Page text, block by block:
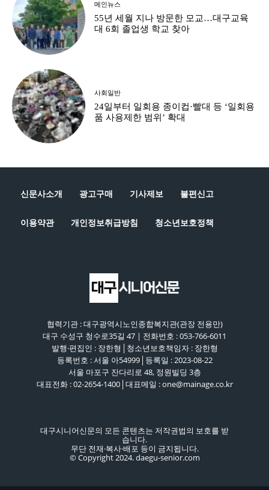
메인뉴스
55년 세월 지나 방문한 모교…대구교육
대 6회 졸업생 학교 찾아
사회일반
24일부터 일회용 종이컵·빨대 등 ‘일회용
품 사용제한 범위’ 확대
신문사소개 광고구매 기사제보 불편신고
이용약관 개인정보취급방침 청소년보호정책
협력기관 : 대구광역시노인종합복지관(관장 전용만)
대구 수성구 청수로35길 47 | 전화번호 : 053-766-6011
발행·편집인 : 장한형│청소년보호책임자 : 장한형
등록번호 : 서울 아54999│등록일 : 2023-08-22
서울 마포구 잔다리로 48, 정원빌딩 3층
대표전화 : 02-2654-1400│대표메일 : one@mainage.co.kr
대구시니어신문의 모든 콘텐츠는 저작권법의 보호를 받
습니다.
무단 전재·복사·배포 등이 금지됩니다.
© Copyright 2024. daegu-senior.com